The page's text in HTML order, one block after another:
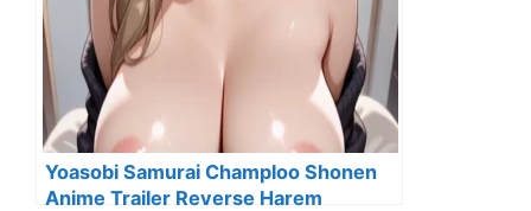
Yoasobi Samurai Champloo Shonen
Anime Trailer Reverse Harem